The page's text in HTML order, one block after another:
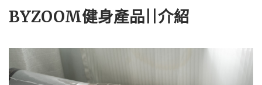
BYZOOM健身產品||介紹